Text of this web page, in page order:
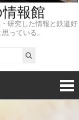
報館
研究した情報と鉄道好
っている。